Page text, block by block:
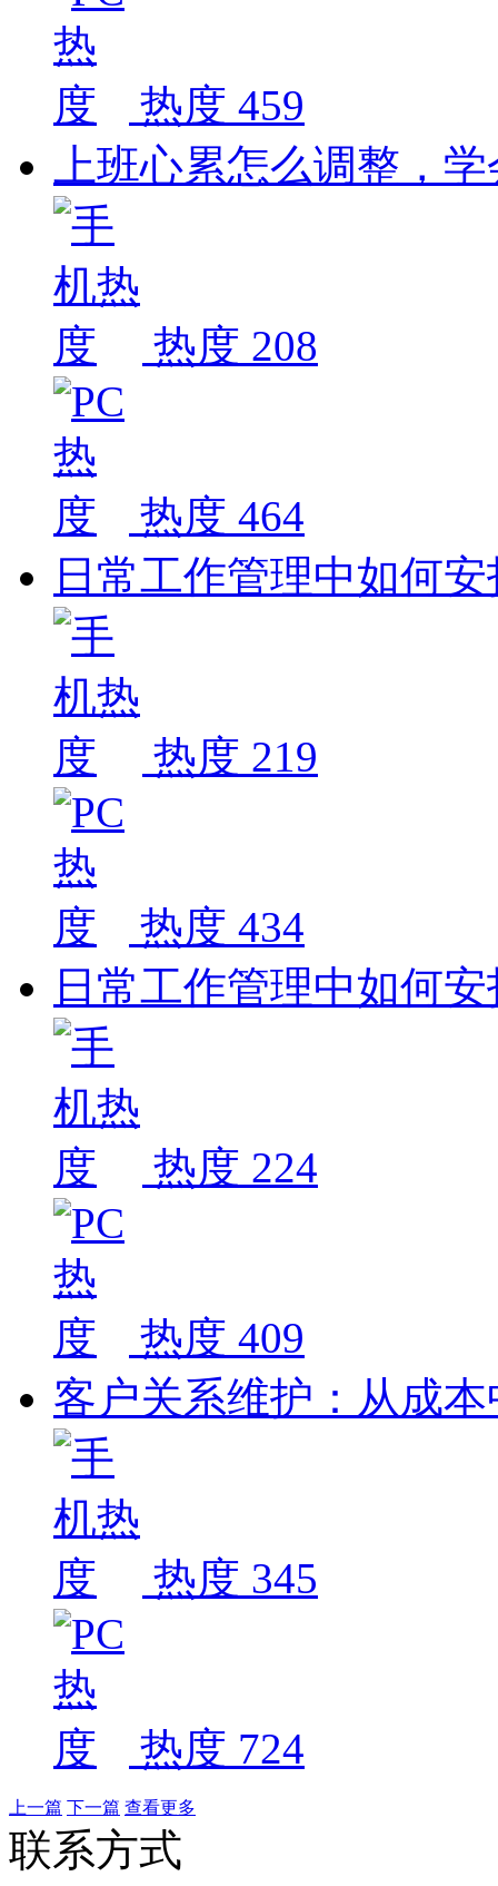
热度 459
上班心累怎么调整，
热度 208
热度 464
日常工作管理中如何
热度 219
热度 434
日常工作管理中如何
热度 224
热度 409
客户关系维护：从成
热度 345
热度 724
上一篇 下一篇 查看更多
联系方式